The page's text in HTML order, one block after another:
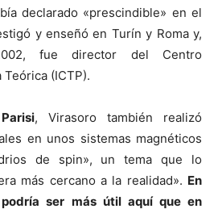
declarado «prescindible» en el
y enseñó en Turín y Roma y,
fue director del Centro
(ICTP).
, Virasoro también realizó
en unos sistemas magnéticos
de spin», un tema que lo
más cercano a la realidad». En
podría ser más útil aquí que en